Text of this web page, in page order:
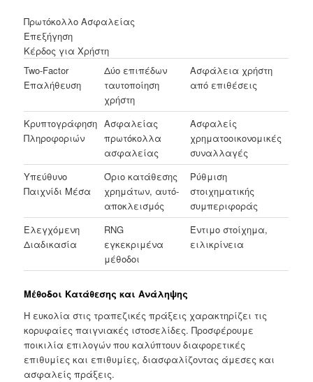
Πρωτόκολλο Ασφαλείας
Επεξήγηση
Κέρδος για Χρήστη
Two-Factor
Επαλήθευση
Δύο επιπέδων
ταυτοποίηση
χρήστη
Ασφάλεια χρήστη
από επιθέσεις
Κρυπτογράφηση
Πληροφοριών
Ασφαλείας
πρωτόκολλα
ασφαλείας
Ασφαλείς
χρηματοοικονομικές
συναλλαγές
Υπεύθυνο
Παιχνίδι Μέσα
Όριο κατάθεσης
χρημάτων, αυτό-
αποκλεισμός
Ρύθμιση
στοιχηματικής
συμπεριφοράς
Ελεγχόμενη
Διαδικασία
RNG
εγκεκριμένα
μέθοδοι
Έντιμο στοίχημα,
ειλικρίνεια
Μέθοδοι Κατάθεσης και Ανάληψης
Η ευκολία στις τραπεζικές πράξεις χαρακτηρίζει τις
κορυφαίες παιγνιακές ιστοσελίδες. Προσφέρουμε
ποικιλία επιλογών που καλύπτουν διαφορετικές
επιθυμίες και επιθυμίες, διασφαλίζοντας άμεσες και
ασφαλείς πράξεις.